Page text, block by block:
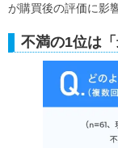
が購買後の評価に影
不満の1位は